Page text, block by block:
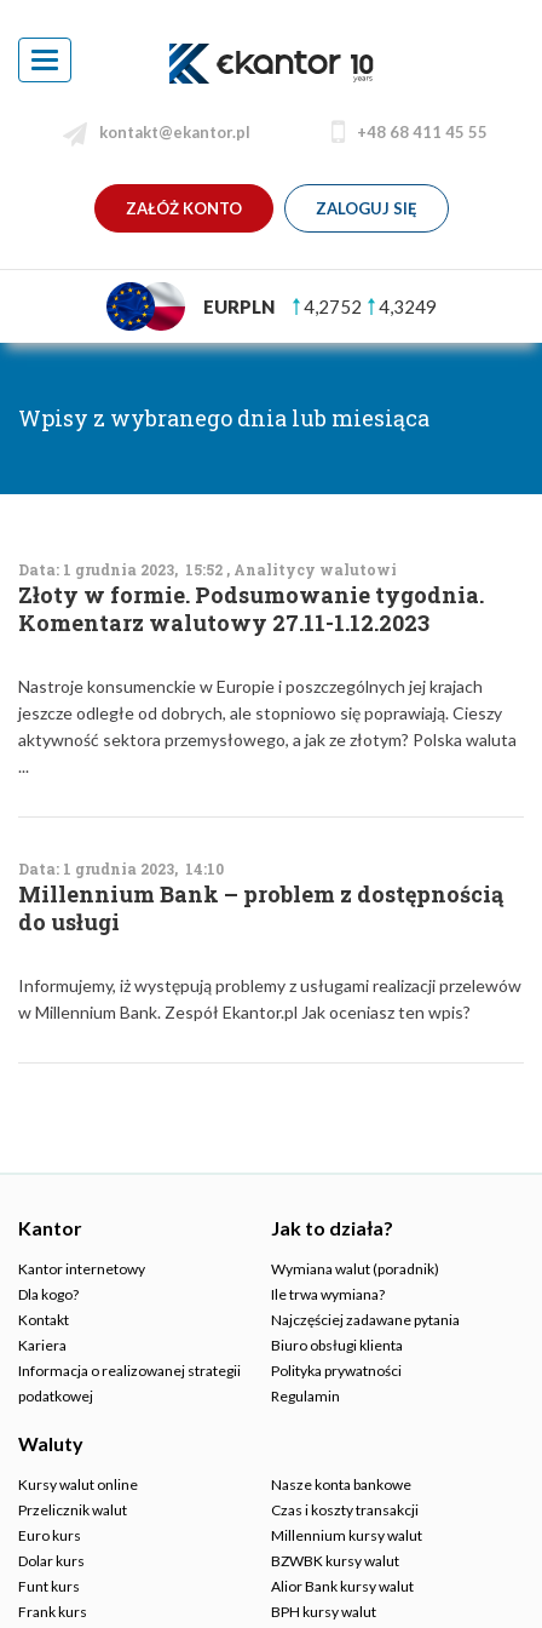
Toggle
navigation
kontakt@ekantor.pl +48 68 411 45 55
ZAŁÓŻ KONTO ZALOGUJ SIĘ
EURPLN 4,2752 4,3249
Wpisy z wybranego dnia lub miesiąca
Data: 1 grudnia 2023, 15:52 , Analitycy walutowi
Złoty w formie. Podsumowanie tygodnia.
Komentarz walutowy 27.11-1.12.2023
Nastroje konsumenckie w Europie i poszczególnych jej krajach
jeszcze odległe od dobrych, ale stopniowo się poprawiają. Cieszy
aktywność sektora przemysłowego, a jak ze złotym? Polska waluta
...
Data: 1 grudnia 2023, 14:10
Millennium Bank – problem z dostępnością
do usługi
Informujemy, iż występują problemy z usługami realizacji przelewów
w Millennium Bank. Zespół Ekantor.pl Jak oceniasz ten wpis?
Kantor
Kantor internetowy
Dla kogo?
Kontakt
Kariera
Informacja o realizowanej strategii
podatkowej
Jak to działa?
Wymiana walut (poradnik)
Ile trwa wymiana?
Najczęściej zadawane pytania
Biuro obsługi klienta
Polityka prywatności
Regulamin
Waluty
Kursy walut online
Przelicznik walut
Euro kurs
Dolar kurs
Funt kurs
Frank kurs
Nasze konta bankowe
Czas i koszty transakcji
Millennium kursy walut
BZWBK kursy walut
Alior Bank kursy walut
BPH kursy walut